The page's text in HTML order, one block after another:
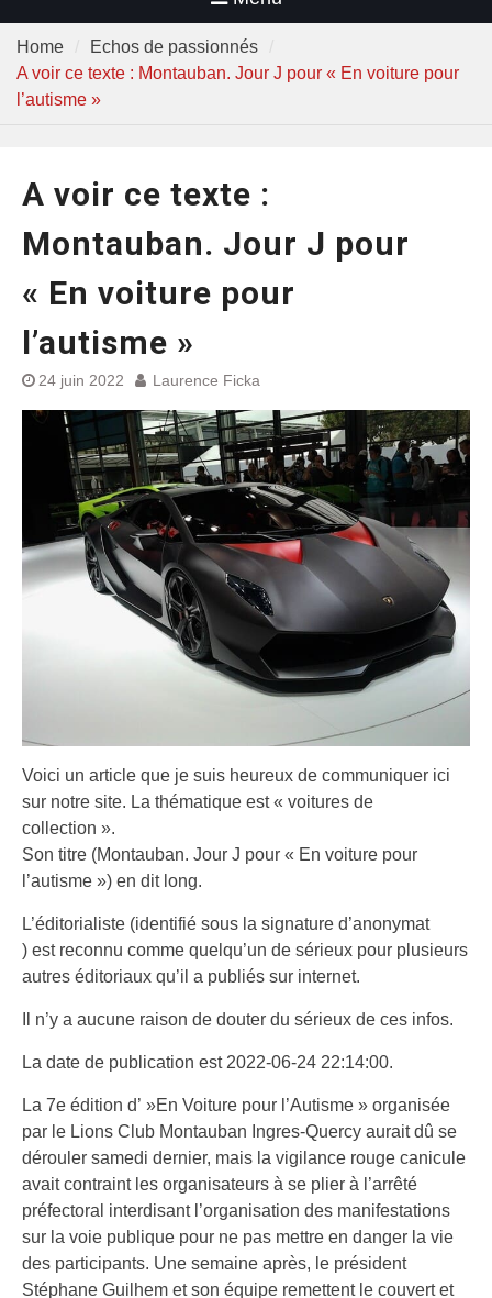
Home
Echos de passionnés
A voir ce texte : Montauban. Jour J pour « En voiture pour
l’autisme »
A voir ce texte :
Montauban. Jour J pour
« En voiture pour
l’autisme »
24 juin 2022 Laurence Ficka
Voici un article que je suis heureux de communiquer ici
sur notre site. La thématique est « voitures de
collection ».
Son titre (Montauban. Jour J pour « En voiture pour
l’autisme ») en dit long.
L’éditorialiste (identifié sous la signature d’anonymat
) est reconnu comme quelqu’un de sérieux pour plusieurs
autres éditoriaux qu’il a publiés sur internet.
Il n’y a aucune raison de douter du sérieux de ces infos.
La date de publication est 2022-06-24 22:14:00.
La 7e édition d’ »En Voiture pour l’Autisme » organisée
par le Lions Club Montauban Ingres-Quercy aurait dû se
dérouler samedi dernier, mais la vigilance rouge canicule
avait contraint les organisateurs à se plier à l’arrêté
préfectoral interdisant l’organisation des manifestations
sur la voie publique pour ne pas mettre en danger la vie
des participants. Une semaine après, le président
Stéphane Guilhem et son équipe remettent le couvert et